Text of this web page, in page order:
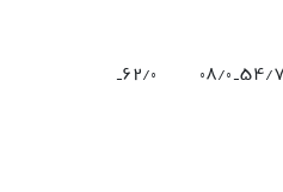
۵۴/۷ـ ۰۸/۰ ۶۲/۰ـ